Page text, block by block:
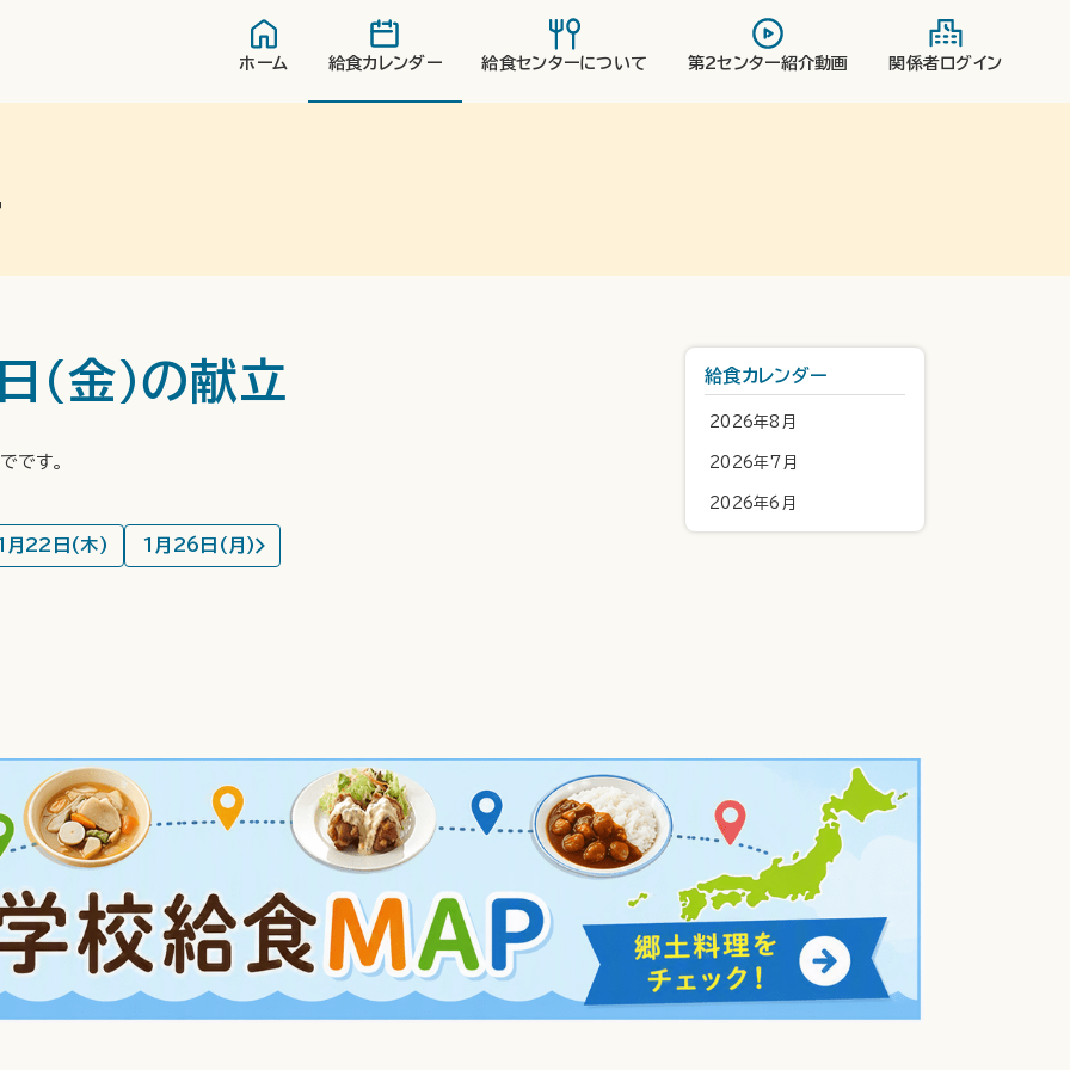
ホーム 給食カレンダー 給食センターについて 第2センター紹介動画 関係者ログイン
(金)の献立
です。
月22日(木) 1月26日(月)
給食カレンダー
2026年8月
2026年7月
2026年6月